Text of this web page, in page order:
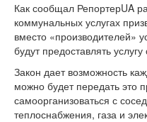
Как сообщал РепортерUA
коммунальных услугах
вместо «производителей»
будут предоставлять
Закон дает возможность
можно будет передать это
самоорганизоваться с
теплоснабжения, газа и